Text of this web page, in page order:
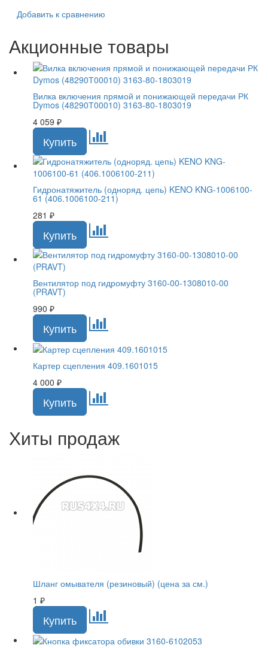
Добавить к сравнению
Акционные товары
Вилка включения прямой и понижающей передачи РК
Dymos (48290Т00010) 3163-80-1803019
4 059 ₽
Гидронатяжитель (одноряд. цепь) KENO KNG-1006100-
61 (406.1006100-211)
281 ₽
Вентилятор под гидромуфту 3160-00-1308010-00
(PRAVT)
990 ₽
Картер сцепления 409.1601015
4 000 ₽
Хиты продаж
Шланг омывателя (резиновый) (цена за см.)
1 ₽